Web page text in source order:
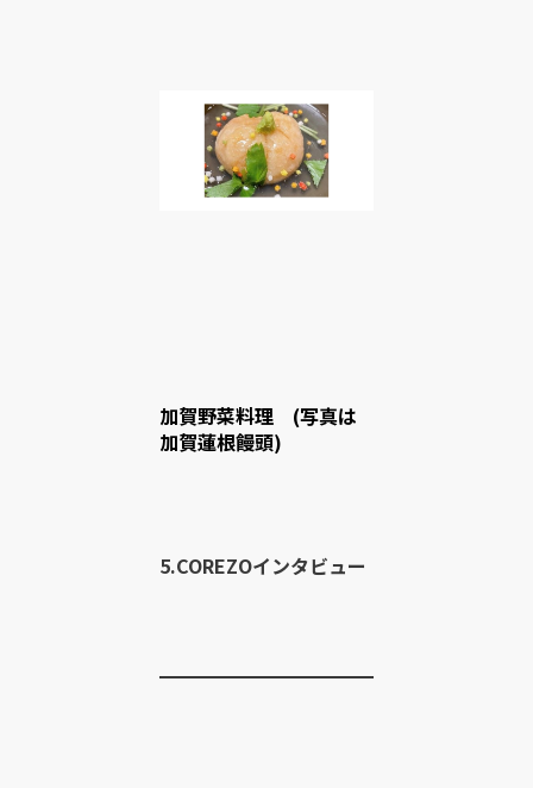
加賀野菜料理 (写真は
加賀蓮根饅頭)
5.COREZOインタビュー